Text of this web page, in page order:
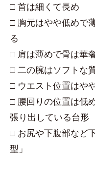
□ 首は細くて長め
□ 胸元はやや低めで
る
□ 肩は薄めで骨は華
□ 二の腕はソフトな
□ ウエスト位置はや
□ 腰回りの位置は低
張り出している台形
□ お尻や下腹部など
型」